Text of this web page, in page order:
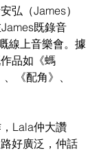
弘（James）
既錄音
線上音樂會。據
品如《螞
《配角》、
Lala仲大讚
好廣泛，仲話